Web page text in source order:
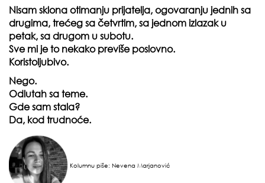
Nisam sklona otimanju prijatelja, ogovaranju jednih sa
drugima, trećeg sa četvrtim, sa jednom izlazak u
petak, sa drugom u subotu.
Sve mi je to nekako previše poslovno.
Koristoljubivo.
Nego.
Odlutah sa teme.
Gde sam stala?
Da, kod trudnoće.
Kolumnu piše: Nevena Marjanović